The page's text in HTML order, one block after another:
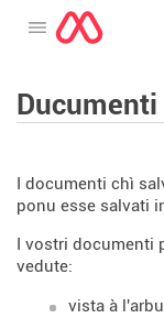
Apre u menu
Ducumenti
I documenti chì
ponu esse salvati
I vostri documenti
vedute:
vista à